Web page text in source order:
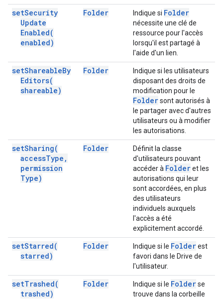
setSecurity
Update
Enabled(
enabled)
Folder Indique si Folder
nécessite une clé de
ressource pour l'accès
lorsqu'il est partagé à
l'aide d'un lien.
setShareableBy
Editors(
shareable)
Folder
Indique si les utilisateurs
disposant des droits de
modification pour le
Foldersont autorisés à
le partager avec d'autres
utilisateurs ou à modifier
les autorisations.
setSharing(
accessType ,
permission
Type)
Folder
Définit la classe
d'utilisateurs pouvant
accéder à Folderet les
autorisations qui leur
sont accordées, en plus
des utilisateurs
individuels auxquels
l'accès a été
explicitement accordé.
setStarred(
starred)
Folder Indique si le Folderest
favori dans le Drive de
l'utilisateur.
setTrashed(
trashed)
Folder Indique si le Folderse
trouve dans la corbeille